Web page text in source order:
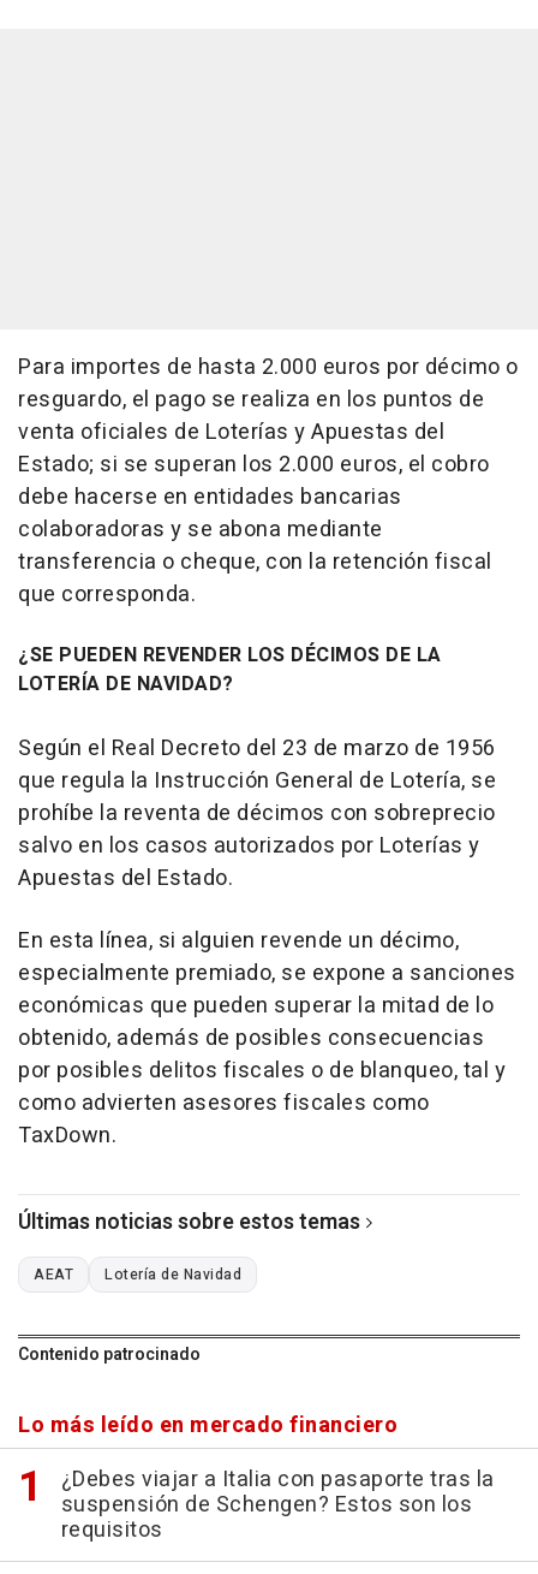
Para importes de hasta 2.000 euros por décimo o
resguardo, el pago se realiza en los puntos de
venta oficiales de Loterías y Apuestas del
Estado; si se superan los 2.000 euros, el cobro
debe hacerse en entidades bancarias
colaboradoras y se abona mediante
transferencia o cheque, con la retención fiscal
que corresponda.
¿SE PUEDEN REVENDER LOS DÉCIMOS DE LA
LOTERÍA DE NAVIDAD?
Según el Real Decreto del 23 de marzo de 1956
que regula la Instrucción General de Lotería, se
prohíbe la reventa de décimos con sobreprecio
salvo en los casos autorizados por Loterías y
Apuestas del Estado.
En esta línea, si alguien revende un décimo,
especialmente premiado, se expone a sanciones
económicas que pueden superar la mitad de lo
obtenido, además de posibles consecuencias
por posibles delitos fiscales o de blanqueo, tal y
como advierten asesores fiscales como
TaxDown.
Últimas noticias sobre estos temas
AEAT Lotería de Navidad
Contenido patrocinado
Lo más leído en mercado financiero
¿Debes viajar a Italia con pasaporte tras la
suspensión de Schengen? Estos son los
requisitos